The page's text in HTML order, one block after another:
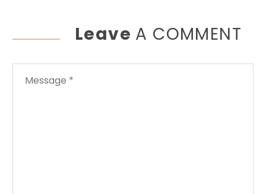
Leave A COMMENT